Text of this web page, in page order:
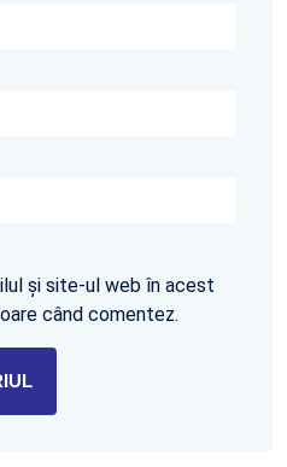
și site-ul web în acest
când comentez.